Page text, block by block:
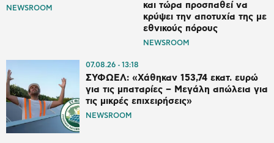
NEWSROOM
και τώρα προσπαθεί να
κρύψει την αποτυχία της με
εθνικούς πόρους
NEWSROOM
07.08.26 13:18
ΣΥΦΩΕΛ: «Χάθηκαν 153,74 εκατ. ευρώ
για τις μπαταρίες – Μεγάλη απώλεια για
τις μικρές επιχειρήσεις»
NEWSROOM